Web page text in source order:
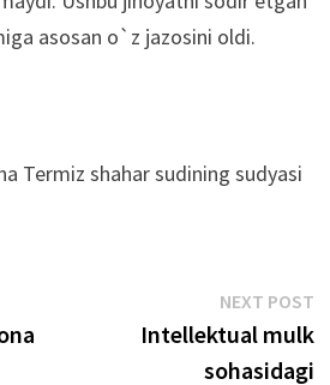
asosan o`z jazosini oldi.
Termiz shahar sudining sudyasi
NEXT POST
Intellektual mulk
sohasidagi